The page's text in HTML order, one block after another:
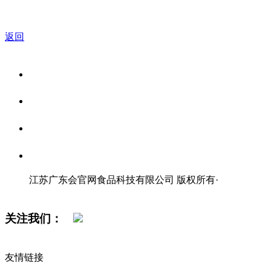
返回
江苏广东会官网食品科技有限公司 版权所有·
关注我们：
友情链接